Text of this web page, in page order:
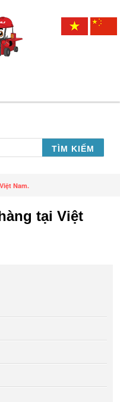
TÌM KIẾM
Nam.
tại Việt